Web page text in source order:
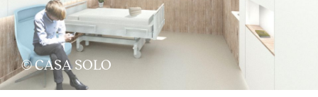
© CASA SOLO